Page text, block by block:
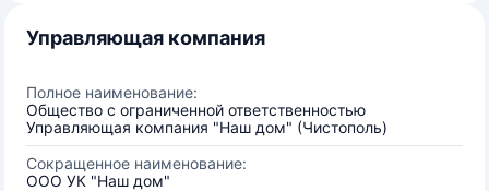
Управляющая компания
Полное наименование:
Общество с ограниченной ответственностью
Управляющая компания "Наш дом" (Чистополь)
Сокращенное наименование:
ООО УК "Наш дом"